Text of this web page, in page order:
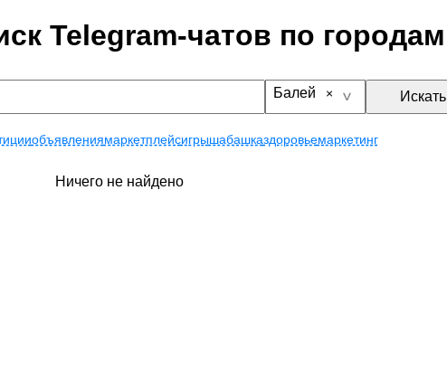
Telegram-чатов по городам
Балей Искать
объявлениямаркетплейсигрышабашказдоровьемаркетинг
Ничего не найдено